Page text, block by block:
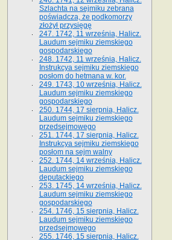
Szlachta na sejmiku zebrana
poświadcza, że podkomorzy
złożył przysięgę
247. 1742, 11 września, Halicz.
Laudum sejmiku ziemskiego
gospodarskiego
248. 1742, 11 września, Halicz.
Instrukcya sejmiku ziemskiego
posłom do hetmana w. kor.
249. 1743, 10 września, Halicz.
Laudum sejmiku ziemskiego
gospodarskiego
250. 1744, 17 sierpnia, Halicz.
Laudum sejmiku ziemskiego
przedsejmowego
251. 1744, 17 sierpnia, Halicz.
Instrukcya sejmiku ziemskiego
posłom na sejm walny
252. 1744, 14 września, Halicz.
Laudum sejmiku ziemskiego
deputackiego
253. 1745, 14 września, Halicz.
Laudum sejmiku ziemskiego
gospodarskiego
254. 1746, 15 sierpnia, Halicz.
Laudum sejmiku ziemskiego
przedsejmowego
255. 1746, 15 sierpnia, Halicz.